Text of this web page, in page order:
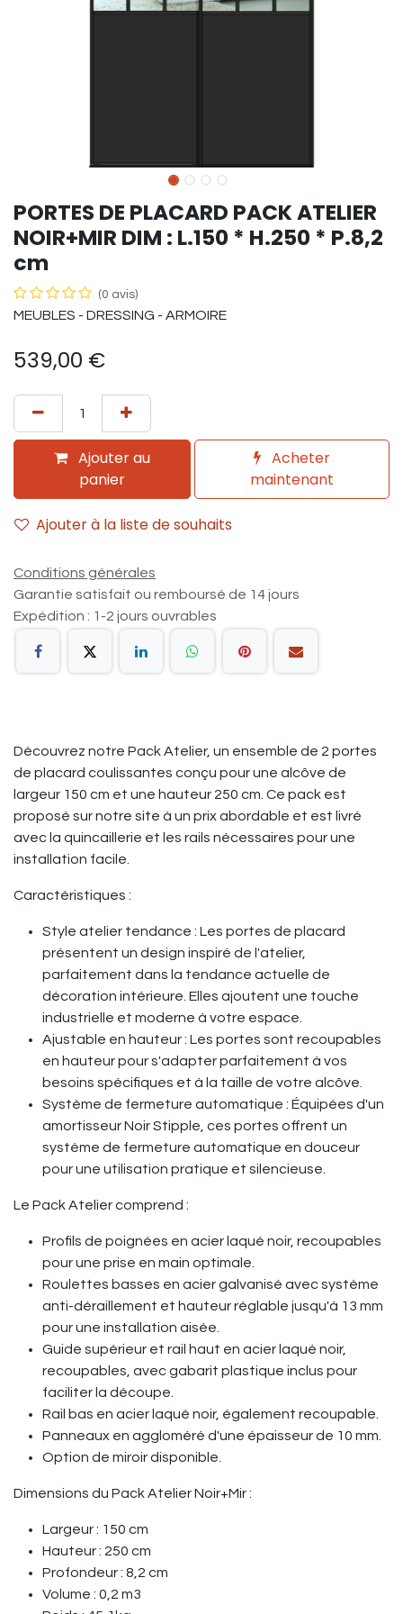
PORTES DE PLACARD PACK ATELIER
NOIR+MIR DIM : L.150 * H.250 * P.8,2
cm
(0 avis)
MEUBLES - DRESSING - ARMOIRE
539,00 €
Ajouter au
panier
Acheter
maintenant
Ajouter à la liste de souhaits
Conditions générales
Garantie satisfait ou remboursé de 14 jours
Expédition : 1-2 jours ouvrables
Découvrez notre Pack Atelier, un ensemble de 2 portes
de placard coulissantes conçu pour une alcôve de
largeur 150 cm et une hauteur 250 cm. Ce pack est
proposé sur notre site à un prix abordable et est livré
avec la quincaillerie et les rails nécessaires pour une
installation facile.
Caractéristiques :
Style atelier tendance : Les portes de placard
présentent un design inspiré de l'atelier,
parfaitement dans la tendance actuelle de
décoration intérieure. Elles ajoutent une touche
industrielle et moderne à votre espace.
Ajustable en hauteur : Les portes sont recoupables
en hauteur pour s'adapter parfaitement à vos
besoins spécifiques et à la taille de votre alcôve.
Système de fermeture automatique : Équipées d'un
amortisseur Noir Stipple, ces portes offrent un
système de fermeture automatique en douceur
pour une utilisation pratique et silencieuse.
Le Pack Atelier comprend :
Profils de poignées en acier laqué noir, recoupables
pour une prise en main optimale.
Roulettes basses en acier galvanisé avec système
anti-déraillement et hauteur réglable jusqu'à 13 mm
pour une installation aisée.
Guide supérieur et rail haut en acier laqué noir,
recoupables, avec gabarit plastique inclus pour
faciliter la découpe.
Rail bas en acier laqué noir, également recoupable.
Panneaux en aggloméré d'une épaisseur de 10 mm.
Option de miroir disponible.
Dimensions du Pack Atelier Noir+Mir :
Largeur : 150 cm
Hauteur : 250 cm
Profondeur : 8,2 cm
Volume : 0,2 m3